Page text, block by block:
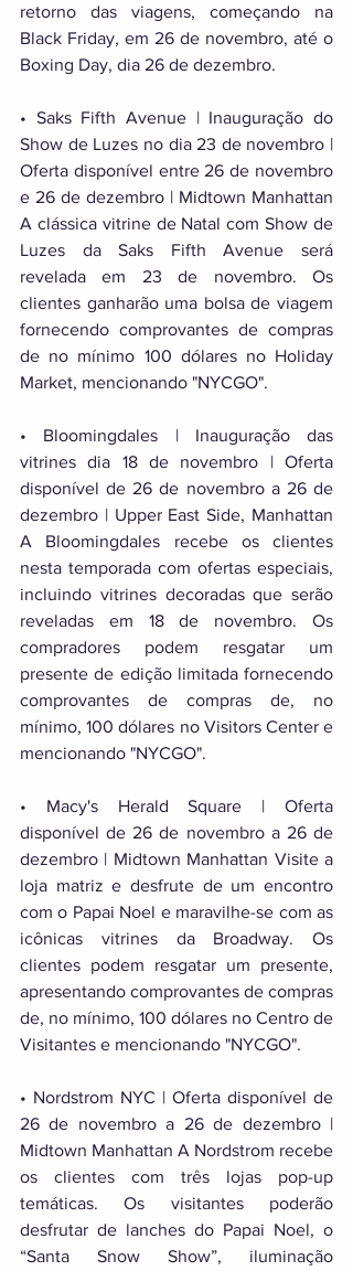
retorno das viagens, começando na
Black Friday, em 26 de novembro, até o
Boxing Day, dia 26 de dezembro.
• Saks Fifth Avenue | Inauguração do
Show de Luzes no dia 23 de novembro |
Oferta disponível entre 26 de novembro
e 26 de dezembro | Midtown Manhattan
A clássica vitrine de Natal com Show de
Luzes da Saks Fifth Avenue será
revelada em 23 de novembro. Os
clientes ganharão uma bolsa de viagem
fornecendo comprovantes de compras
de no mínimo 100 dólares no Holiday
Market, mencionando "NYCGO".
• Bloomingdales | Inauguração das
vitrines dia 18 de novembro | Oferta
disponível de 26 de novembro a 26 de
dezembro | Upper East Side, Manhattan
A Bloomingdales recebe os clientes
nesta temporada com ofertas especiais,
incluindo vitrines decoradas que serão
reveladas em 18 de novembro. Os
compradores podem resgatar um
presente de edição limitada fornecendo
comprovantes de compras de, no
mínimo, 100 dólares no Visitors Center e
mencionando "NYCGO".
• Macy's Herald Square | Oferta
disponível de 26 de novembro a 26 de
dezembro | Midtown Manhattan Visite a
loja matriz e desfrute de um encontro
com o Papai Noel e maravilhe-se com as
icônicas vitrines da Broadway. Os
clientes podem resgatar um presente,
apresentando comprovantes de compras
de, no mínimo, 100 dólares no Centro de
Visitantes e mencionando "NYCGO".
• Nordstrom NYC | Oferta disponível de
26 de novembro a 26 de dezembro |
Midtown Manhattan A Nordstrom recebe
os clientes com três lojas pop-up
temáticas. Os visitantes poderão
desfrutar de lanches do Papai Noel, o
“Santa Snow Show”, iluminação